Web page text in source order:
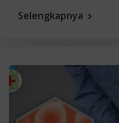
Selengkapnya